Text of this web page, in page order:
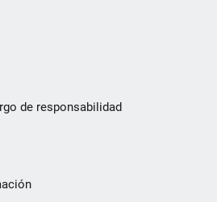
de responsabilidad